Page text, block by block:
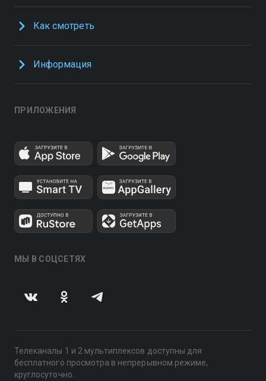
Как смотреть
Информация
ПРИЛОЖЕНИЯ
МЫ В СОЦСЕТЯХ
Телеканалы 1 и 2 мультиплексов доступны для
бесплатного просмотра в непрерывном режиме,
круглосуточно.